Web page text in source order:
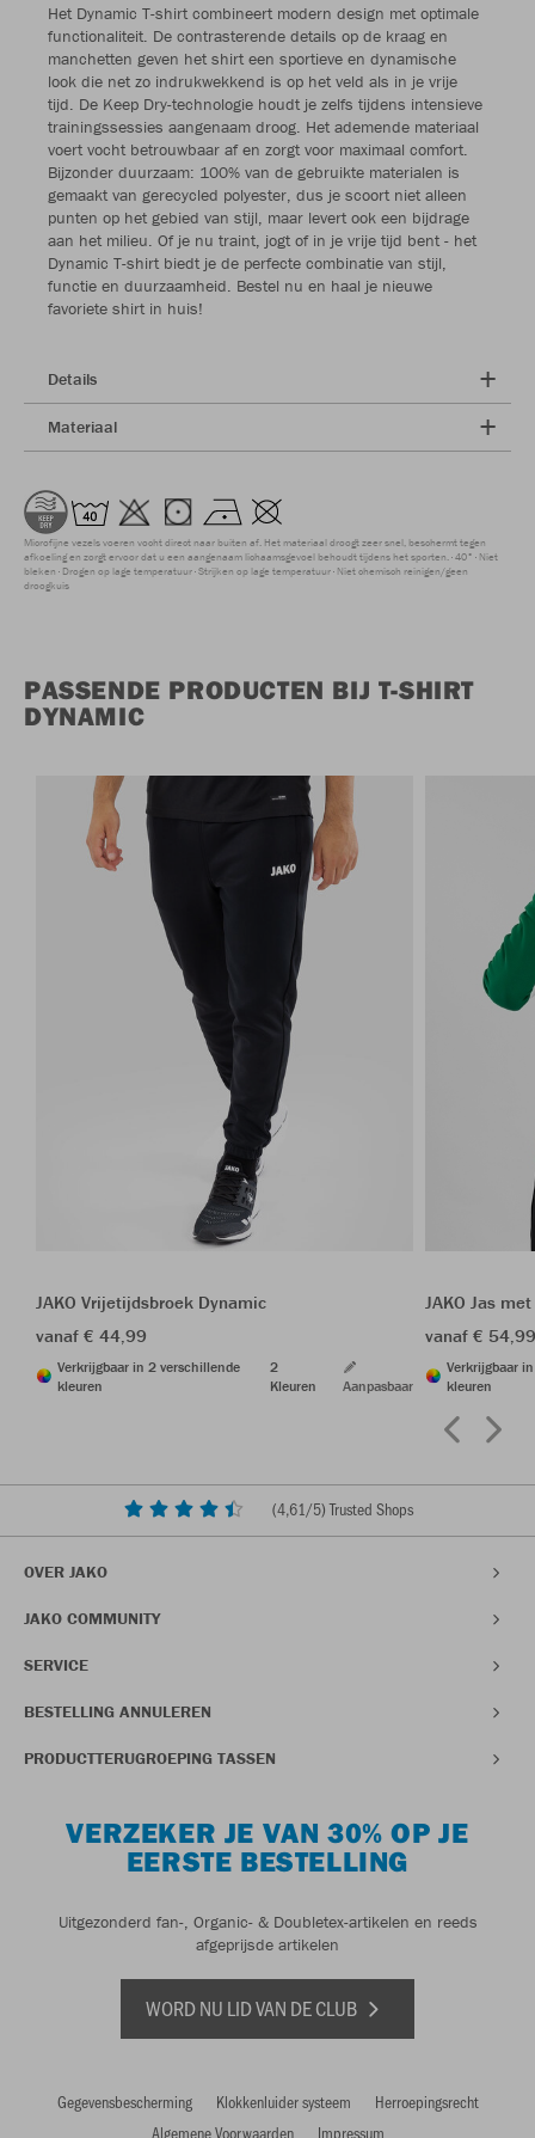
Het Dynamic T-shirt combineert modern design met optimale
functionaliteit. De contrasterende details op de kraag en
manchetten geven het shirt een sportieve en dynamische
look die net zo indrukwekkend is op het veld als in je vrije
tijd. De Keep Dry-technologie houdt je zelfs tijdens intensieve
trainingssessies aangenaam droog. Het ademende materiaal
voert vocht betrouwbaar af en zorgt voor maximaal comfort.
Bijzonder duurzaam: 100% van de gebruikte materialen is
gemaakt van gerecycled polyester, dus je scoort niet alleen
punten op het gebied van stijl, maar levert ook een bijdrage
aan het milieu. Of je nu traint, jogt of in je vrije tijd bent - het
Dynamic T-shirt biedt je de perfecte combinatie van stijl,
functie en duurzaamheid. Bestel nu en haal je nieuwe
favoriete shirt in huis!
Details
Materiaal
Microfijne vezels voeren vocht direct naar buiten af. Het materiaal droogt zeer snel, beschermt tegen
afkoeling en zorgt ervoor dat u een aangenaam lichaamsgevoel behoudt tijdens het sporten. 40° Niet
bleken Drogen op lage temperatuur Strijken op lage temperatuur Niet chemisch reinigen/geen
droogkuis
PASSENDE PRODUCTEN BIJ T-SHIRT
DYNAMIC
JAKO Vrijetijdsbroek Dynamic
vanaf € 44,99
Verkrijgbaar in 2 verschillende
kleuren
2
Kleuren
Aanpasbaar
JAKO Jas
vanaf €
Verkrijgbaar
kleuren
(4,61/5) Trusted Shops
OVER JAKO
JAKO COMMUNITY
SERVICE
BESTELLING ANNULEREN
PRODUCTTERUGROEPING TASSEN
VERZEKER JE VAN 30% OP JE
EERSTE BESTELLING
Uitgezonderd fan-, Organic- & Doubletex-artikelen en reeds
afgeprijsde artikelen
WORD NU LID VAN DE CLUB
Gegevensbescherming Klokkenluider systeem
Herroepingsrecht
Algemene Voorwaarden
Impressum